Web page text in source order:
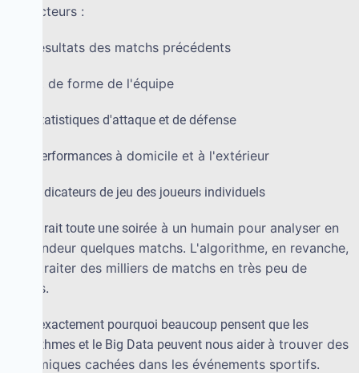
de facteurs :
ésultats des matchs précédents
tat de forme de l'équipe
les statistiques d'attaque et de défense
les performances à domicile et à l'extérieur
les indicateurs de jeu des joueurs individuels
Il faudrait toute une soirée à un humain pour analyser en
profondeur quelques matchs. L'algorithme, en revanche,
peut traiter des milliers de matchs en très peu de
temps.
C'est exactement pourquoi beaucoup pensent que les
algorithmes et le Big Data peuvent nous aider à trouver des
dynamiques cachées dans les événements sportifs.